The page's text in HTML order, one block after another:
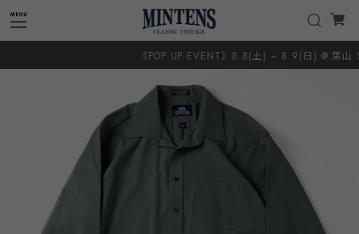
《POP UP EVENT》8.8(土) ~ 8.9(日) @ 葉山